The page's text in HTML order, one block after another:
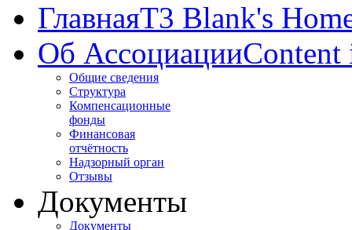
ГлавнаяT3 Blank's
Об Ассоциации
Общие сведения
Структура
Компенсационные
фонды
Финансовая
отчётность
Надзорный орган
Отзывы
Документы
Документы